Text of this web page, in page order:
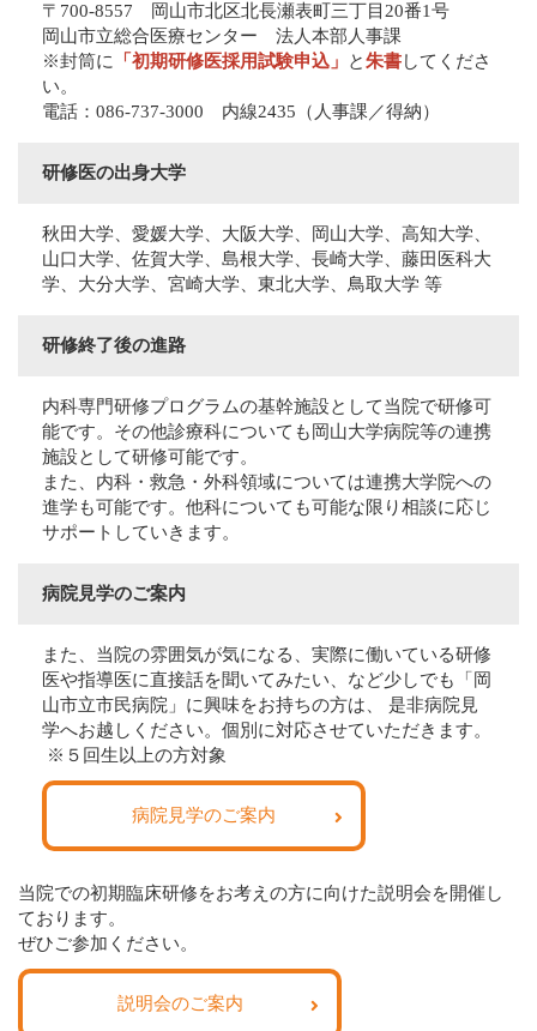
〒700-8557 岡山市北区北長瀬表町三丁目20番1号
岡山市立総合医療センター 法人本部人事課
※封筒に 「初期研修医採用試験申込」 と朱書してくださ
い。
電話：086-737-3000 内線2435（人事課／得納）
研修医の出身大学
秋田大学、愛媛大学、大阪大学、岡山大学、高知大学、
山口大学、佐賀大学、島根大学、長崎大学、藤田医科大
学、大分大学、宮崎大学、東北大学、鳥取大学 等
研修終了後の進路
内科専門研修プログラムの基幹施設として当院で研修可
能です。その他診療科についても岡山大学病院等の連携
施設として研修可能です。
また、内科・救急・外科領域については連携大学院への
進学も可能です。他科についても可能な限り相談に応じ
サポートしていきます。
病院見学のご案内
また、当院の雰囲気が気になる、実際に働いている研修
医や指導医に直接話を聞いてみたい、など少しでも「岡
山市立市民病院」に興味をお持ちの方は、 是非病院見
学へお越しください。個別に対応させていただきます。
※５回生以上の方対象
病院見学のご案内
当院での初期臨床研修をお考えの方に向けた説明会を開催し
ております。
ぜひご参加ください。
説明会のご案内